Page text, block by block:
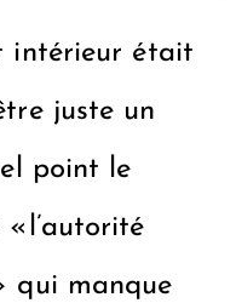
intérieur était
juste un
point le
qui manque